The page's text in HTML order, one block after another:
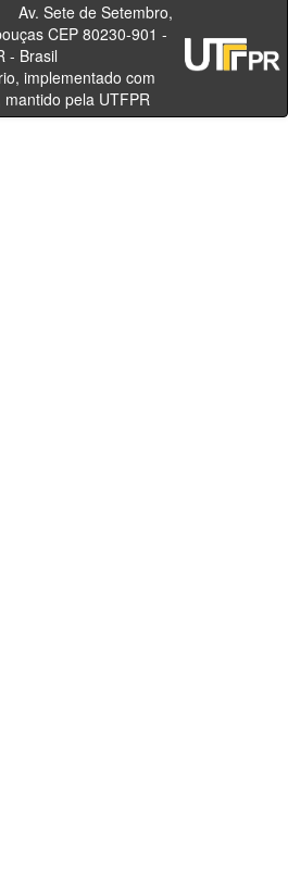
de Setembro,
CEP 80230-901 -
- PR - Brasil
implementado com
mantido pela UTFPR